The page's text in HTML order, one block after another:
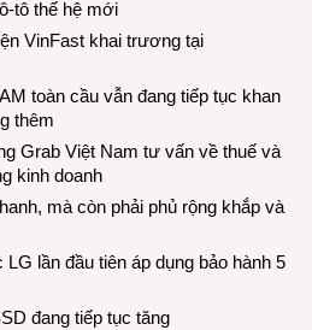
tô thế hệ mới
VinFast khai trương tại
toàn cầu vẫn đang tiếp tục khan
thêm
Grab Việt Nam tư vấn về thuế và
kinh doanh
mà còn phải phủ rộng khắp và
lần đầu tiên áp dụng bảo hành 5
đang tiếp tục tăng